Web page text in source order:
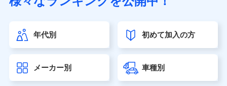
（https://www.sonylife.co.jp）
第一ネオ生命保険株式会社（https://neofirst.co.jp/）
大樹生命保険株式会社（https://www.taiju-life.co.jp）
seimei.co.jp）
チューリッヒ生命保険株式会社
年代別 初めて加入の方
メーカー別 車種別